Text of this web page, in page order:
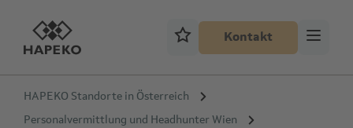
Kontakt
HAPEKO Standorte in Österreich
Personalvermittlung und Headhunter Wien